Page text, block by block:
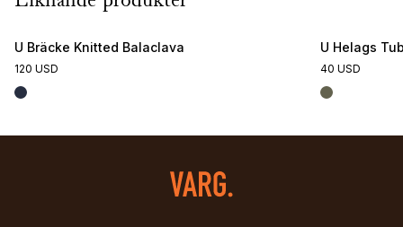
U Bräcke Knitted Balaclava
120 USD
U Helags
40 USD